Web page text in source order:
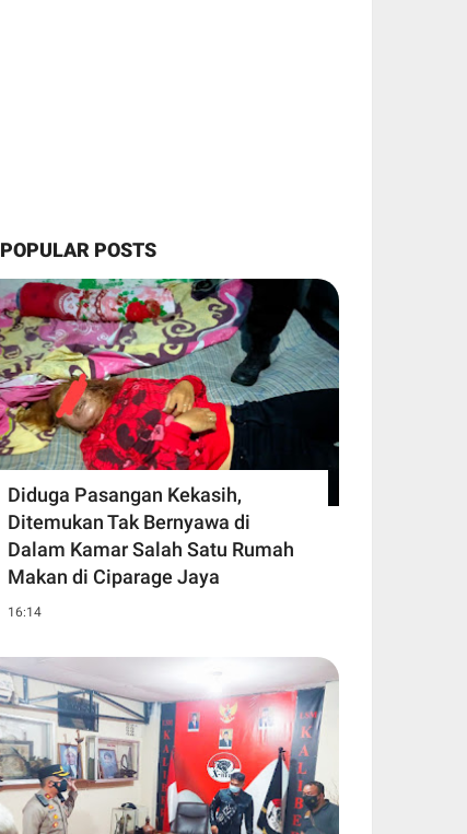
POPULAR POSTS
Diduga Pasangan Kekasih,
Ditemukan Tak Bernyawa di
Dalam Kamar Salah Satu Rumah
Makan di Ciparage Jaya
16:14